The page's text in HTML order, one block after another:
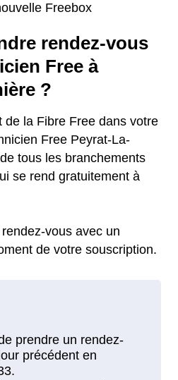
Freebox
rendez-vous
Free à
?
de la Fibre Free dans votre
Free Peyrat-La-
tous les branchements
se rend gratuitement à
vous avec un
de votre souscription.